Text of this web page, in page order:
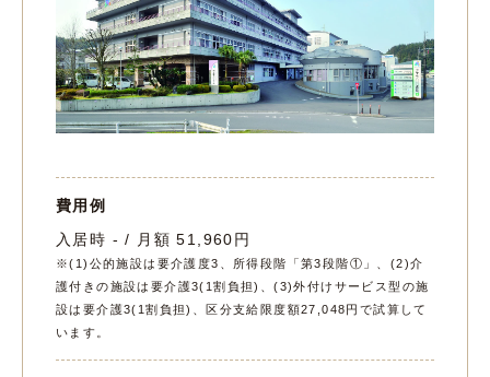
費用例
入居時 - / 月額 51,960円
※(1)公的施設は要介護度3、所得段階「第3段階①」、(2)介
護付きの施設は要介護3(1割負担)、(3)外付けサービス型の施
設は要介護3(1割負担)、区分支給限度額27,048円で試算して
います。